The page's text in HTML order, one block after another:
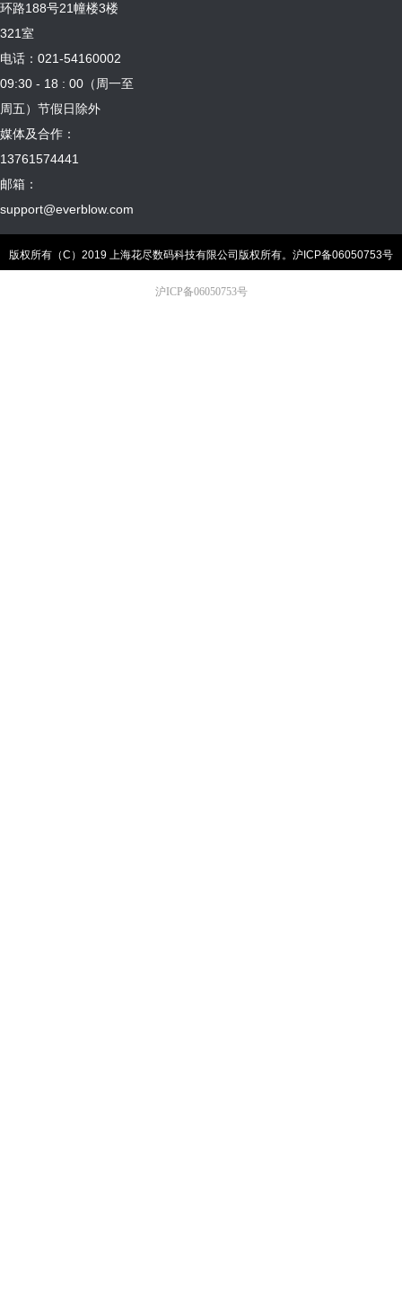
环路188号21幢楼3楼
321室
电话：021-54160002
09:30 - 18 : 00（周一至
周五）节假日除外
媒体及合作：
13761574441
邮箱：
support@everblow.com
版权所有（C）2019 上海花尽数码科技有限公司版权所有。 沪ICP备06050753号
沪ICP备06050753号